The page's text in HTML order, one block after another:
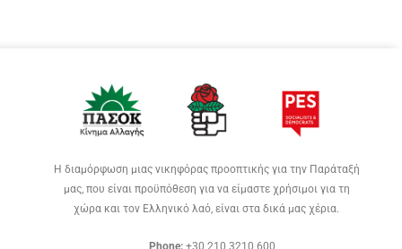
Η διαμόρφωση μιας νικηφόρας προοπτικής για την Παράταξή
μας, που είναι προϋπόθεση για να είμαστε χρήσιμοι για τη
χώρα και τον Ελληνικό λαό, είναι στα δικά μας χέρια.